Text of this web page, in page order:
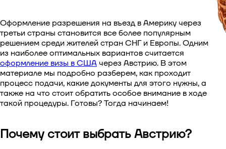
Виза в Канаду
Виза в Австралию
Виза в Японию
Виза в Новую Зеландию
Оформление разрешения на въезд в Америку через
третьи страны становится все более популярным
решением среди жителей стран СНГ и Европы. Одним
из наиболее оптимальных вариантов считается
оформление визы в США через Австрию. В этом
материале мы подробно разберем, как проходит
процесс подачи, какие документы для этого нужны, а
также на что стоит обратить особое внимание в ходе
такой процедуры. Готовы? Тогда начинаем!
Почему стоит выбрать Австрию?